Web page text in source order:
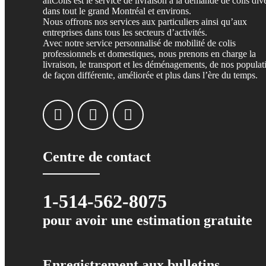
dans tout le grand Montréal et environs.
Nous offrons nos services aux particuliers ainsi qu’aux
entreprises dans tous les secteurs d’activités.
Avec notre service personnalisé de mobilité de colis
professionnels et domestiques, nous prenons en charge la
livraison, le transport et les déménagements, de nos
de façon différente, améliorée et plus dans l’ère du temps.
Centre de contact
1-514-562-8075
pour avoir une estimation gratuite